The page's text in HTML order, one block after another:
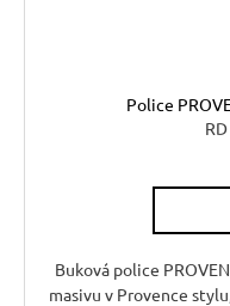
Police
Buková police
masivu v Provence